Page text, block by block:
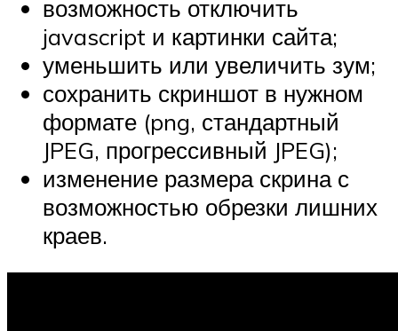
возможность отключить
javascript и картинки сайта;
уменьшить или увеличить зум;
сохранить скриншот в нужном
формате (png, стандартный
JPEG, прогрессивный JPEG);
изменение размера скрина с
возможностью обрезки лишних
краев.